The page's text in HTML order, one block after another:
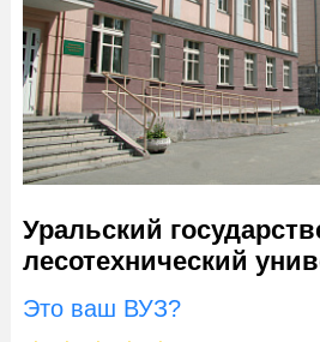
Уральский
лесотехнический
Это ваш ВУЗ?